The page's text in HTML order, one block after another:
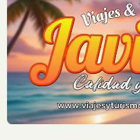
Escapó del Lugar
📅 6 ago 2026
Dos personas
automóvil embistiera
Creyó que Había
Terminó Consumida
📅 6 ago 2026
Una vivienda fue